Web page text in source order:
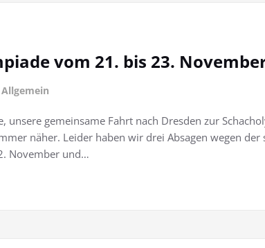
vom 21. bis 23.
Allgemein
unsere gemeinsame Fahrt nach Dresden zur
näher. Leider haben wir drei Absagen wegen der
November und…